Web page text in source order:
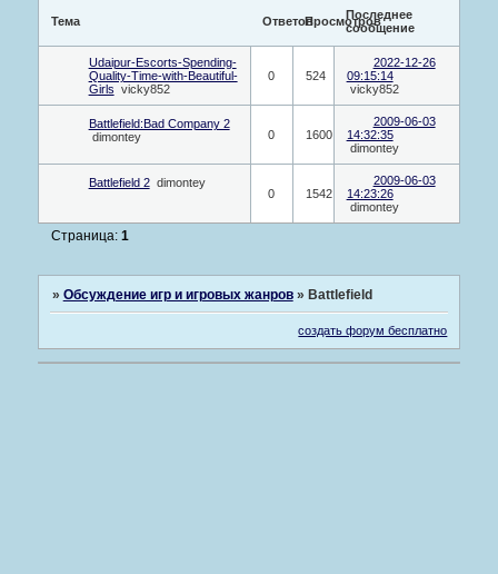
Тема ОтветовПросмотровПоследнее
сообщение
Udaipur-Escorts-Spending-
Quality-Time-with-Beautiful-
Girls vicky852
0 524
2022-12-26
09:15:14
vicky852
Battlefield:Bad Company 2
dimontey
0 1600
2009-06-03
14:32:35
dimontey
Battlefield 2 dimontey
0
1542
2009-06-03
14:23:26
dimontey
Страница: 1
» Обсуждение игр и игровых жанров » Battlefield
создать форум бесплатно